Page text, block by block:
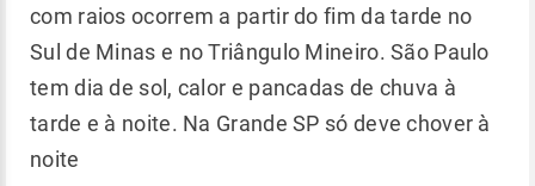
com raios ocorrem a partir do fim da tarde no
Sul de Minas e no Triângulo Mineiro. São Paulo
tem dia de sol, calor e pancadas de chuva à
tarde e à noite. Na Grande SP só deve chover à
noite